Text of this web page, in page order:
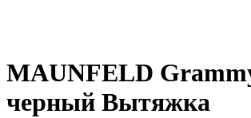
MAUNFELD
черный Вытяжка